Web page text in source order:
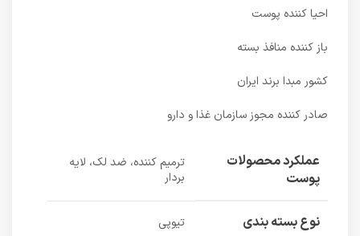
احیا کننده پوست
باز کننده منافذ بسته
کشور مبدا برند ایران
صادر کننده مجوز سازمان غذا و دارو
عملکرد محصولات
پوست
ترمیم کننده، ضد لک، لایه
بردار
نوع بسته بندی تیوپی